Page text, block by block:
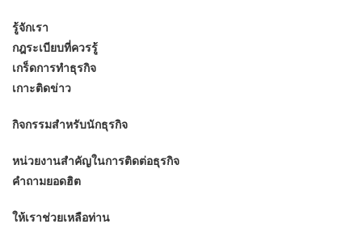
รู้จักเรา
กฎระเบียบที่ควรรู้
เกร็ดการทำธุรกิจ
เกาะติดข่าว
กิจกรรมสำหรับนักธุรกิจ
หน่วยงานสำคัญในการติดต่อธุรกิจ
คำถามยอดฮิต
ให้เราช่วยเหลือท่าน